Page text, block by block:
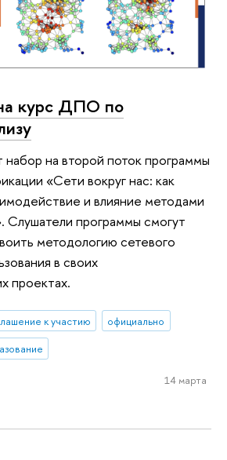
курс ДПО по
набор на второй поток программы
«Сети вокруг нас: как
и влияние методами
Слушатели программы смогут
методологию сетевого
в своих
проектах.
к участию
официально
14 марта